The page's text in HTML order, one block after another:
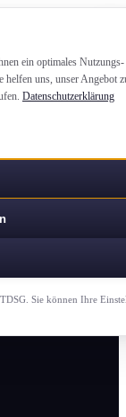
ein optimales Nutzungs­
helfen uns, unser Angebot
Datenschutzerklärung
Sie können Ihre